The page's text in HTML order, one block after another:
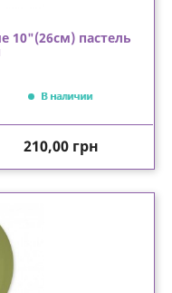
10"(26см) пастель
В наличии
Цена
210,00 грн